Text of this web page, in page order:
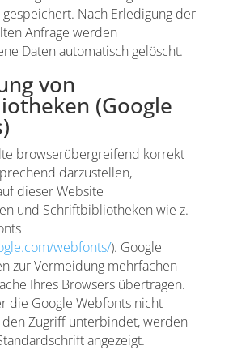
gespeichert. Nach Erledigung der
Anfrage werden
Daten automatisch gelöscht.
von
(Google
browserübergreifend korrekt
darzustellen,
dieser Website
und Schriftbibliotheken wie z.
webfonts/). Google
zur Vermeidung mehrfachen
Ihres Browsers übertragen.
die Google Webfonts nicht
Zugriff unterbindet, werden
angezeigt.